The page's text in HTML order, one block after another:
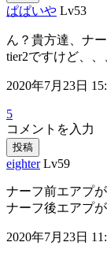
ぱぱいや Lv53
ん？貴方達、ナ
tier2ですけど、、
2020年7月23日
5
コメントを入力
投稿
eighter Lv59
ナーフ前エアプ
ナーフ後エアプ
2020年7月23日